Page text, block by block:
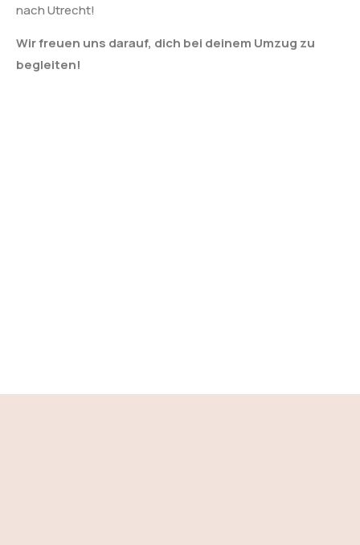
nach Utrecht!
Wir freuen uns darauf, dich bei deinem Umzug zu
begleiten!